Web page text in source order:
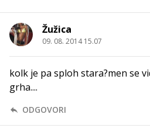
Žužica
09. 08. 2014 15.07
kolk je pa sploh stara?men se
grha....
ODGOVORI